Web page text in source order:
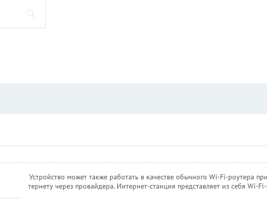
Устройство может также работать в качестве обычного Wi-Fi-роутера
тернету через провайдера. Интернет-станция представляет из себя Wi-